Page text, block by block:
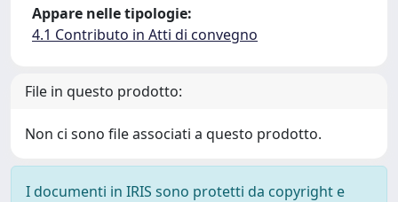
Appare nelle tipologie:
4.1 Contributo in Atti di convegno
File in questo prodotto:
Non ci sono file associati a questo prodotto.
I documenti in IRIS sono protetti da copyright e